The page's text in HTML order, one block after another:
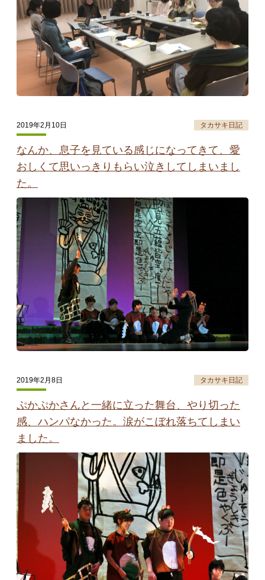
2019年2月10日 タカサキ日記
なんか、息子を見ている感じになってきて、愛
おしくて思いっきりもらい泣きしてしまいまし
た。
2019年2月8日 タカサキ日記
ぷかぷかさんと一緒に立った舞台、やり切った
感、ハンパなかった。涙がこぼれ落ちてしまい
ました。